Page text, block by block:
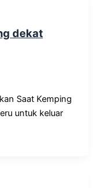
dekat
Saat Kemping
untuk keluar